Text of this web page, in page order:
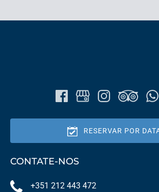
RESERVAR POR
CONTATE-NOS
+351 212 443 472